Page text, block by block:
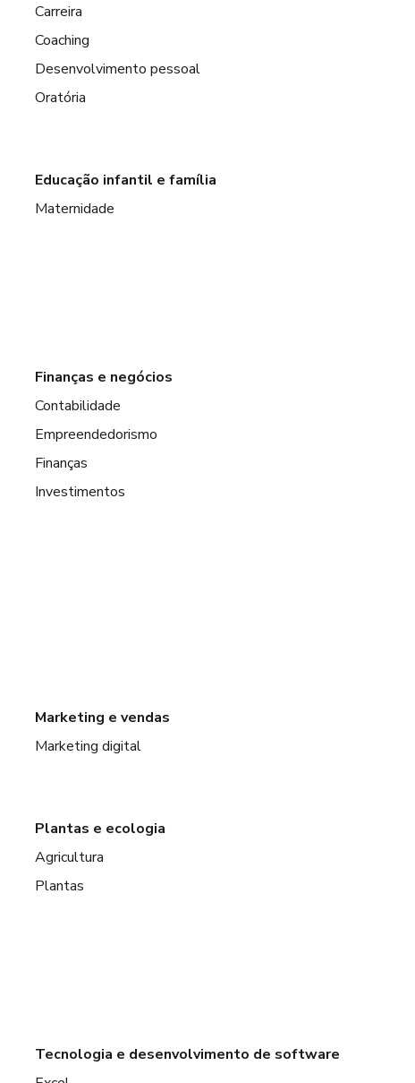
Carreira
Coaching
Desenvolvimento pessoal
Oratória
Educação infantil e família
Maternidade
Finanças e negócios
Contabilidade
Empreendedorismo
Finanças
Investimentos
Marketing e vendas
Marketing digital
Plantas e ecologia
Agricultura
Plantas
Tecnologia e desenvolvimento de software